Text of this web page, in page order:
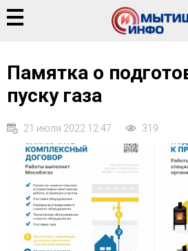
Памятка о
пуску газа
21 июля 2022 12:47 319